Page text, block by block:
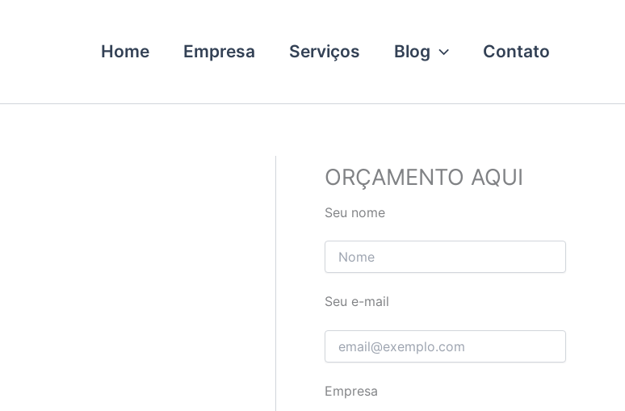
Home Empresa Serviços Blog Contato
ORÇAMENTO AQUI
Seu nome
Seu e-mail
Empresa